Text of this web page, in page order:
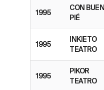
1995
CON BUEN
PIÉ
1995
INKIETO
TEATRO
1995
PIKOR
TEATRO